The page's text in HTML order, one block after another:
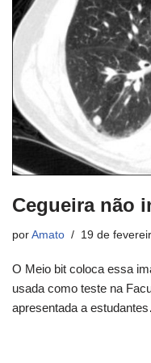
Cegueira não
por Amato 19 de
O Meio bit coloca essa
usada como teste na
apresentada a